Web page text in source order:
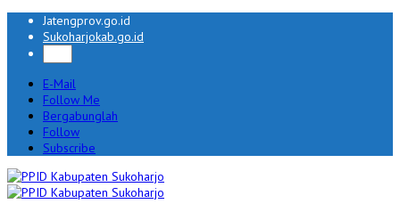
Jatengprov.go.id
Sukoharjokab.go.id
E-Mail
Follow Me
Bergabunglah
Follow
Subscribe